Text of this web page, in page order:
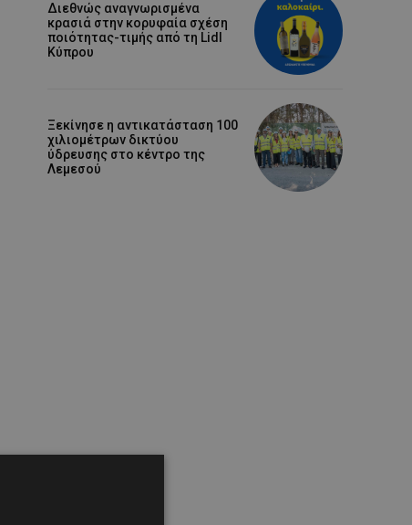
Διεθνώς αναγνωρισμένα
κρασιά στην κορυφαία σχέση
ποιότητας-τιμής από τη Lidl
Κύπρου
Ξεκίνησε η αντικατάσταση 100
χιλιομέτρων δικτύου
ύδρευσης στο κέντρο της
Λεμεσού